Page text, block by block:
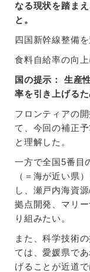
なる現状を踏ま
と。
四国新幹線整備を
食料自給率の向上
国の提示： 生産
率を引き上げる
フロンティアの
て、今回の補正
と理解した。
一方で全国5番目
（＝海が近い県
し、瀬戸内海資
拠点開発、マリ
り組みたい。
また、科学技術
ては、愛媛県で
げることが近道